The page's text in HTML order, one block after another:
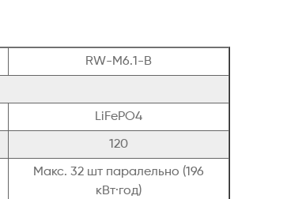
RW-M6.1-B
LiFePO4
120
Макс. 32 шт паралельно (196
кВт·год)